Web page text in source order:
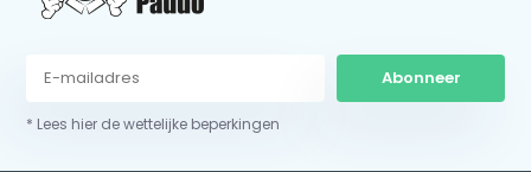
Abonneer
* Lees hier de wettelijke beperkingen